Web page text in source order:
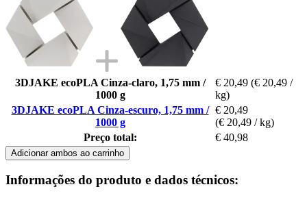
3DJAKE ecoPLA Cinza-claro, 1,75 mm /
1000 g
€ 20,49 (€ 20,49 /
kg)
3DJAKE ecoPLA Cinza-escuro, 1,75 mm /
1000 g
€ 20,49
(€ 20,49 / kg)
Preço total:
€ 40,98
Adicionar ambos ao carrinho
Informações do produto e dados técnicos: